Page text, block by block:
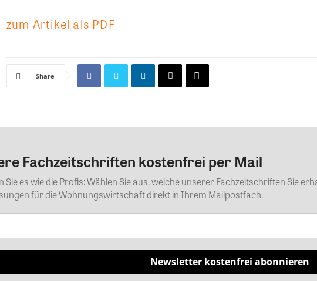
zum Artikel als PDF
Share
Kommentar
Fachzeitschriften kostenfrei per Mail
Sie es wie die Profis: Wählen Sie aus, welche unserer Fachzeitschriften Sie
für die Wohnungswirtschaft direkt in Ihrem Mailpostfach.
Newsletter kostenfrei abonnieren